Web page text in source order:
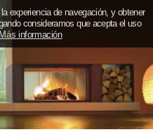
experiencia de navegación, y obtener
consideramos que acepta el uso
Más información